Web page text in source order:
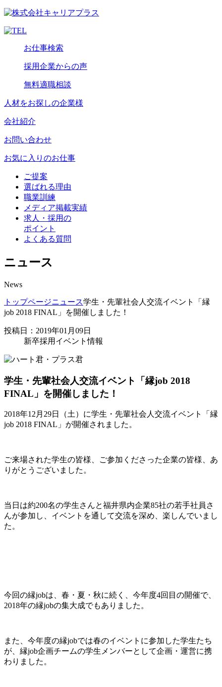
お仕事検索
採用企業からの声
無料適職相談
人材をお探しの企業様
会社紹介
お問い合わせ
お気に入りのお仕事
ご提案
選ばれる理由
職業訓練
メディア掲載実績
求人・採用の
ポイント
よくある質問
ニュース
News
トップページニュース学生・先輩社会人交流イベント「縁
job 2018 FINAL」を開催しました！
投稿日：2019年01月09日
新卒採用イベント情報
学生・先輩社会人交流イベント「縁job 2018
FINAL」を開催しました！
2018年12月29日（土）に学生・先輩社会人交流イベント「縁
job 2018 FINAL」が開催されました。
ご来場された学生の皆様、ご参加くださった企業の皆様、あ
りがとうございました。
当日は約200名の学生さんと福井県内企業85社の若手社員さ
んが参加し、イベントを通して交流を深め、楽しんでいまし
た。
今回の縁jobは、春・夏・秋に続く、今年度4回目の開催で、
2018年の縁jobの集大成でもありました。
また、今年度の縁jobでは春のイベントに参加した学生たち
が、縁job企画チームの学生メンバーとして企画・運営に携
わりました。